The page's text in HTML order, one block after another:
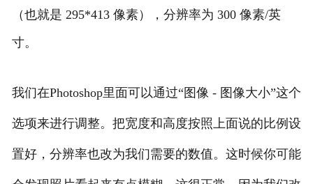
（也就是 295*413 像素），分辨率为 300 像素/英
寸。
我们在Photoshop里面可以通过“图像 - 图像大小”这个
选项来进行调整。把宽度和高度按照上面说的比例设
置好，分辨率也改为我们需要的数值。这时候你可能